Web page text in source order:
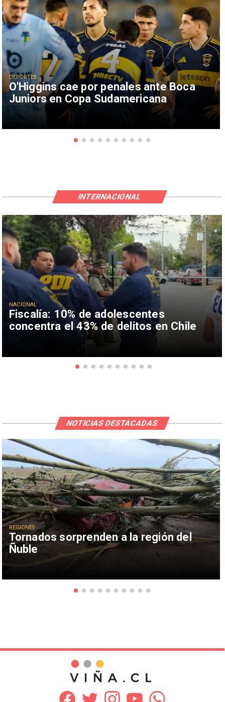
O'Higgins cae por penales ante Boca
Juniors en Copa Sudamericana
DEPORTES
Fiscalía: 10% de adolescentes
concentra el 43% de delitos en Chile
NACIONAL
INTERNACIONAL
Tornados sorprenden a la región del
Ñuble
REGIONES
NOTICIAS DESTACADAS